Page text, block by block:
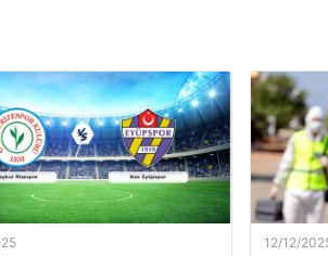
12/12/